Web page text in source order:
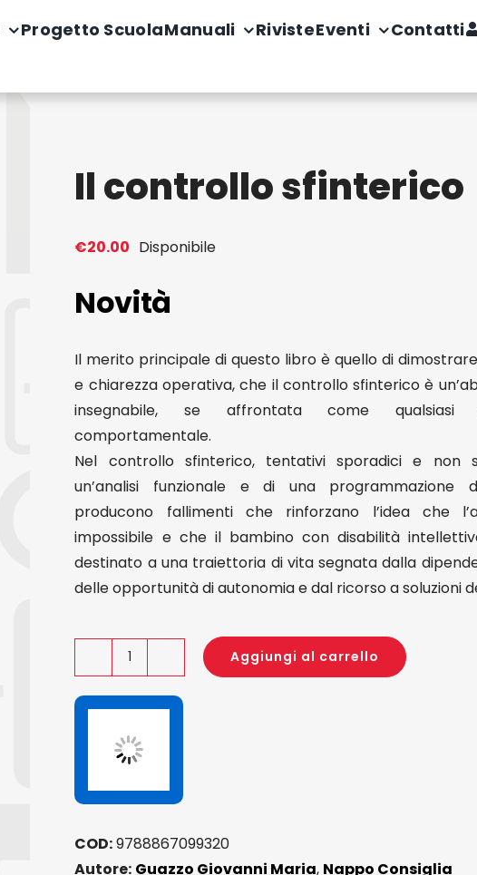
Progetto ScuolaManuali RivisteEventi Contatti
Il controllo sfinterico
€20.00 Disponibile
Novità
Il merito principale di questo libro è quello di
e chiarezza operativa, che il controllo sfinterico è
insegnabile, se affrontata come qualsiasi
comportamentale.
Nel controllo sfinterico, tentativi sporadici e non
un’analisi funzionale e di una programmazione
producono fallimenti che rinforzano l’idea che
impossibile e che il bambino con disabilità
destinato a una traiettoria di vita segnata dalla
delle opportunità di autonomia e dal ricorso a soluzioni
Il
controllo
quantità
Aggiungi al carrello
COD:9788867099320
Autore: Guazzo Giovanni Maria, Nappo Consiglia